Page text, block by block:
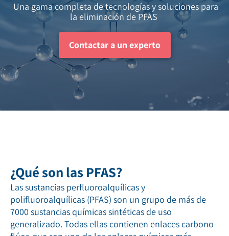
Una gama completa de tecnologías y soluciones para
la eliminación de PFAS
Contactar a un experto
¿Qué son las PFAS?
Las sustancias perfluoroalquílicas y
polifluoroalquílicas (PFAS) son un grupo de más de
7000 sustancias químicas sintéticas de uso
generalizado. Todas ellas contienen enlaces carbono-